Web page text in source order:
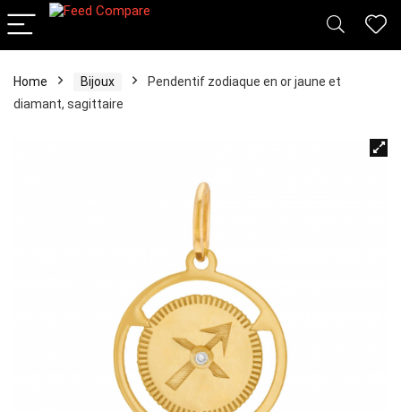
Home Bijoux
Pendentif zodiaque en or jaune et
diamant, sagittaire